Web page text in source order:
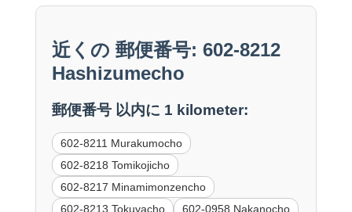
近くの 郵便番号: 602-8212
Hashizumecho
郵便番号 以内に 1 kilometer:
602-8211 Murakumocho
602-8218 Tomikojicho
602-8217 Minamimonzencho
602-8213 Tokuyacho
602-0958 Nakanocho